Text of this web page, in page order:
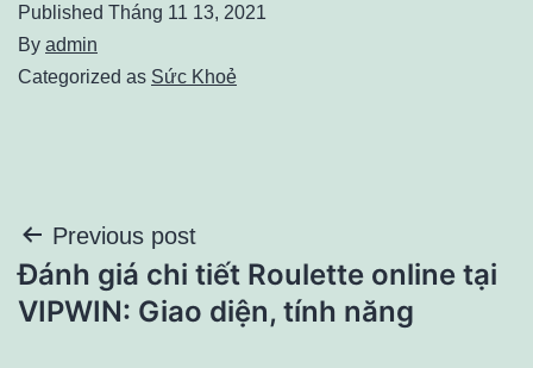
Published Tháng 11 13, 2021
By admin
Categorized as Sức Khoẻ
Điều
hướng
Previous post
Đánh giá chi tiết Roulette online tại
VIPWIN: Giao diện, tính năng